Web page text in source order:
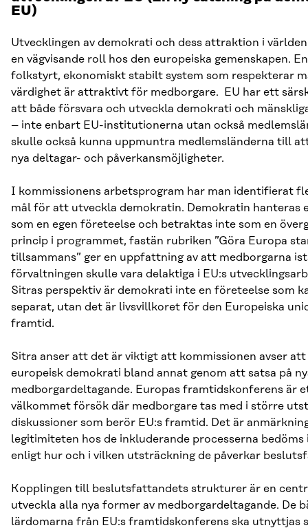
EU)
Utvecklingen av demokrati och dess attraktion i
en vägvisande roll hos den europeiska gemenskapen.
folkstyrt, ekonomiskt stabilt system som respekterar
värdighet är attraktivt för medborgare. EU har ett
att både försvara och utveckla demokrati och
– inte enbart EU-institutionerna utan också
skulle också kunna uppmuntra medlemsländerna till
nya deltagar- och påverkansmöjligheter.
I kommissionens arbetsprogram har man identifierat
mål för att utveckla demokratin. Demokratin hanteras
som en egen företeelse och betraktas inte som en
princip i programmet, fastän rubriken ”Göra Europa
tillsammans” ger en uppfattning av att medborgarna
förvaltningen skulle vara delaktiga i EU:s
Sitras perspektiv är demokrati inte en företeelse som
separat, utan det är livsvillkoret för den Europeiska
framtid.
Sitra anser att det är viktigt att kommissionen avser
europeisk demokrati bland annat genom att satsa på
medborgardeltagande. Europas framtidskonferens är
välkommet försök där medborgare tas med i större
diskussioner som berör EU:s framtid. Det är
legitimiteten hos de inkluderande processerna bedöms
enligt hur och i vilken utsträckning de påverkar
Kopplingen till beslutsfattandets strukturer är en
utveckla alla nya former av medborgardeltagande. De
lärdomarna från EU:s framtidskonferens ska utnyttjas